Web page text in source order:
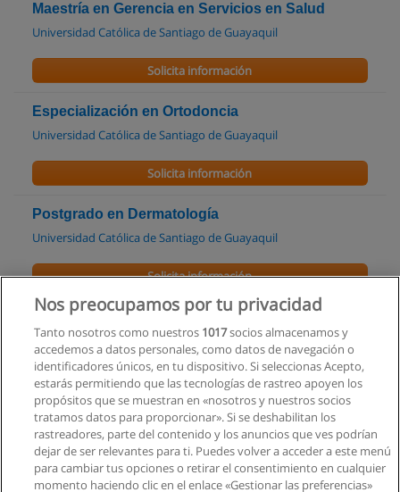
Maestría en Gerencia en Servicios en Salud
Universidad Católica de Santiago de Guayaquil
Solicita información
Especialización en Ortodoncia
Universidad Católica de Santiago de Guayaquil
Solicita información
Postgrado en Dermatología
Universidad Católica de Santiago de Guayaquil
Solicita información
Especialista en Anestesiología
Universidad Nacional de Loja
Solicita información
Especialidad en Ortopedia y Traumatología
Universidad Nacional de Loja
Solicita información
Nos preocupamos por tu privacidad
Tanto nosotros como nuestros 1017socios almacenamos y
accedemos a datos personales, como datos de navegación o
identificadores únicos, en tu dispositivo. Si seleccionas Acepto,
estarás permitiendo que las tecnologías de rastreo apoyen los
propósitos que se muestran en «nosotros y nuestros socios
tratamos datos para proporcionar». Si se deshabilitan los
rastreadores, parte del contenido y los anuncios que ves podrían
dejar de ser relevantes para ti. Puedes volver a acceder a este menú
para cambiar tus opciones o retirar el consentimiento en cualquier
momento haciendo clic en el enlace «Gestionar las preferencias»